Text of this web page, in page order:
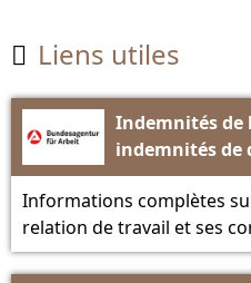
 Liens utiles
Indemnités de
indemnités de
autorisés -
Informations complètes
relation de travail et ses